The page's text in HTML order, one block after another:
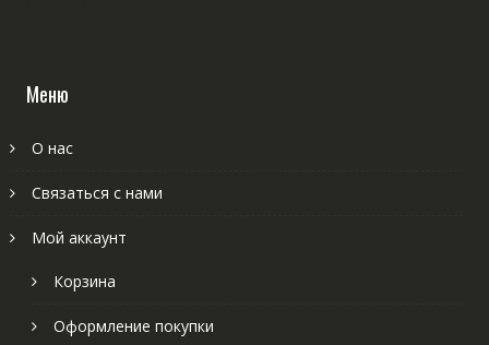
Меню
О нас
Связаться с нами
Мой аккаунт
Корзина
Оформление покупки